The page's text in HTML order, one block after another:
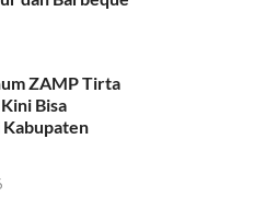
ZAMP Tirta
Bisa